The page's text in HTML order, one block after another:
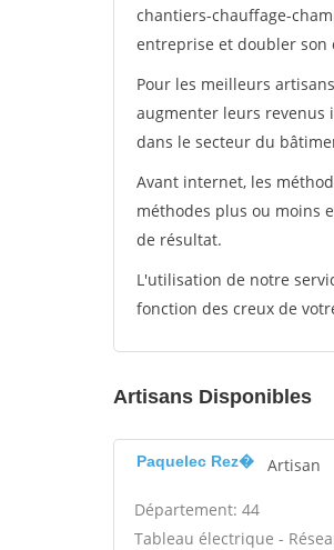
chantiers-chauffage-
entreprise et doubler son
Pour les meilleurs
augmenter leurs revenus
dans le secteur du
Avant internet, les
méthodes plus ou moins
de résultat.
L'utilisation de notre
fonction des creux de
Artisans Disponibles
Paquelec Rez� Artisan
Département: 44
Tableau électrique -